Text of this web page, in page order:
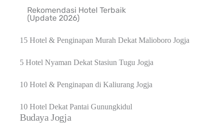
Rekomendasi Hotel Terbaik
(Update 2026)
15 Hotel & Penginapan Murah Dekat Malioboro Jogja
5 Hotel Nyaman Dekat Stasiun Tugu Jogja
10 Hotel & Penginapan di Kaliurang Jogja
10 Hotel Dekat Pantai Gunungkidul
Budaya Jogja